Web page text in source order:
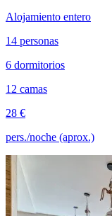
Alojamiento entero
14 personas
6 dormitorios
12 camas
28 €
pers./noche (aprox.)